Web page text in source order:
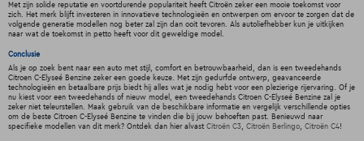
Met zijn solide reputatie en voortdurende populariteit heeft Citroën zeker een mooie toekomst voor
zich. Het merk blijft investeren in innovatieve technologieën en ontwerpen om ervoor te zorgen dat de
volgende generatie modellen nog beter zal zijn dan ooit tevoren. Als autoliefhebber kun je uitkijken
naar wat de toekomst in petto heeft voor dit geweldige model.
Conclusie
Als je op zoek bent naar een auto met stijl, comfort en betrouwbaarheid, dan is een tweedehands
Citroen C-Elyseé Benzine zeker een goede keuze. Met zijn gedurfde ontwerp, geavanceerde
technologieën en betaalbare prijs biedt hij alles wat je nodig hebt voor een plezierige rijervaring. Of je
nu kiest voor een tweedehands of nieuw model, een tweedehands Citroen C-Elyseé Benzine zal je
zeker niet teleurstellen. Maak gebruik van de beschikbare informatie en vergelijk verschillende opties
om de beste Citroen C-Elyseé Benzine te vinden die bij jouw behoeften past. Benieuwd naar
specifieke modellen van dit merk? Ontdek dan hier alvast Citroën C3, Citroën Berlingo, Citroën C4!